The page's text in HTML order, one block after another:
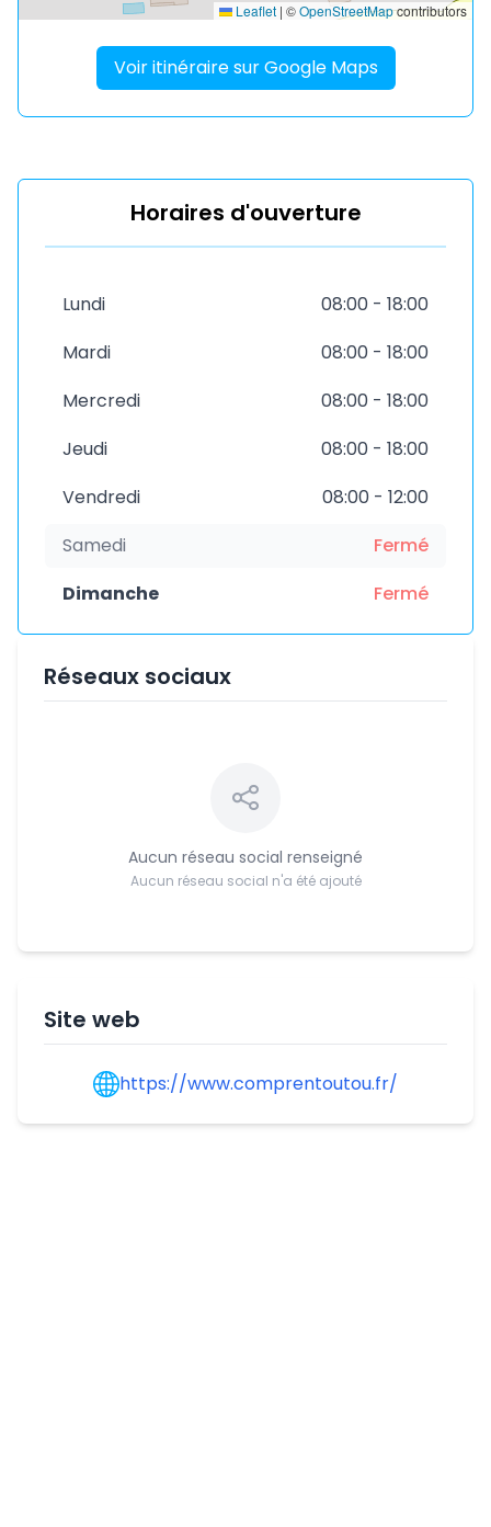
Leaflet | ©OpenStreetMapcontributors
Voir itinéraire sur Google Maps
Horaires d'ouverture
Lundi
08:00 - 18:00
Mardi
08:00 - 18:00
Mercredi
08:00 - 18:00
Jeudi
08:00 - 18:00
Vendredi
08:00 - 12:00
Samedi
Fermé
Dimanche
Fermé
Réseaux sociaux
Aucun réseau social renseigné
Aucun réseau social n'a été ajouté
Site web
https://www.comprentoutou.fr/